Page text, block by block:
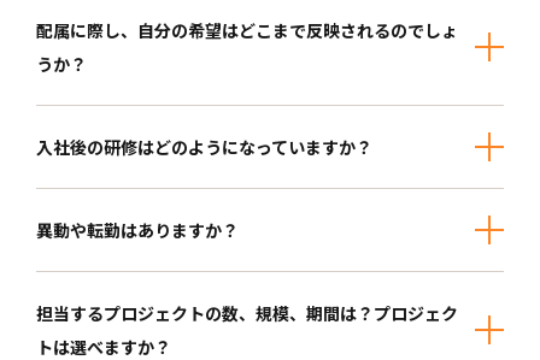
配属に際し、自分の希望はどこまで反映されるのでしょ
うか？
入社後の研修はどのようになっていますか？
異動や転勤はありますか？
担当するプロジェクトの数、規模、期間は？プロジェク
トは選べますか？